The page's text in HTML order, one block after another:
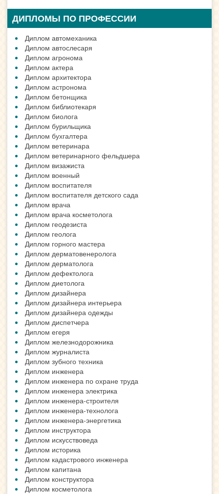
ДИПЛОМЫ ПО ПРОФЕССИИ
Диплом автомеханика
Диплом автослесаря
Диплом агронома
Диплом актера
Диплом архитектора
Диплом астронома
Диплом бетонщика
Диплом библиотекаря
Диплом биолога
Диплом бурильщика
Диплом бухгалтера
Диплом ветеринара
Диплом ветеринарного фельдшера
Диплом визажиста
Диплом военный
Диплом воспитателя
Диплом воспитателя детского сада
Диплом врача
Диплом врача косметолога
Диплом геодезиста
Диплом геолога
Диплом горного мастера
Диплом дерматовенеролога
Диплом дерматолога
Диплом дефектолога
Диплом диетолога
Диплом дизайнера
Диплом дизайнера интерьера
Диплом дизайнера одежды
Диплом диспетчера
Диплом егеря
Диплом железнодорожника
Диплом журналиста
Диплом зубного техника
Диплом инженера
Диплом инженера по охране труда
Диплом инженера электрика
Диплом инженера-строителя
Диплом инженера-технолога
Диплом инженера-энергетика
Диплом инструктора
Диплом искусствоведа
Диплом историка
Диплом кадастрового инженера
Диплом капитана
Диплом конструктора
Диплом косметолога